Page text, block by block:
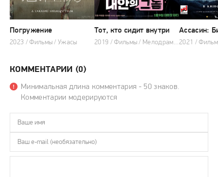
Погружение
2023 / Фильмы / Ужасы
Тот, кто сидит внутри
2019 / Фильмы / Мелодрама / Фэнтези / Комедия
Ассасин:
КОММЕНТАРИИ (0)
Минимальная длина комментария - 50 знаков.
Комментарии модерируются